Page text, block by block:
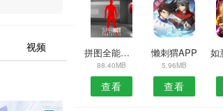
视频 拼图全能王APP
88.40MB
查看
懒刺猬APP
5.96MB
查看